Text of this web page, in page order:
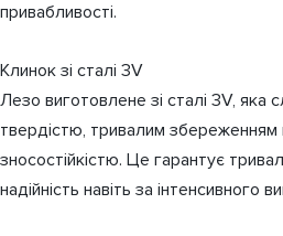
привабливості.
Клинок зі сталі 3V
Лезо виготовлене зі сталі 3V, яка
твердістю, тривалим збереженням
зносостійкістю. Це гарантує
надійність навіть за інтенсивного